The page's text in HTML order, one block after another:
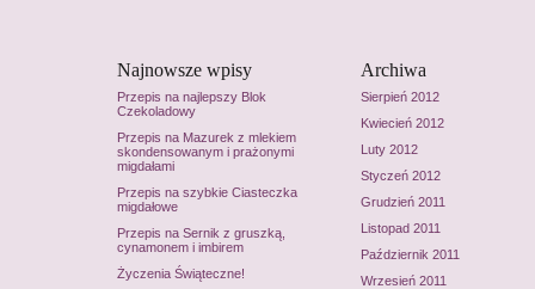
Najnowsze wpisy
Przepis na najlepszy Blok
Czekoladowy
Przepis na Mazurek z mlekiem
skondensowanym i prażonymi
migdałami
Przepis na szybkie Ciasteczka
migdałowe
Przepis na Sernik z gruszką,
cynamonem i imbirem
Życzenia Świąteczne!
Archiwa
Sierpień 2012
Kwiecień 2012
Luty 2012
Styczeń 2012
Grudzień 2011
Listopad 2011
Październik 2011
Wrzesień 2011